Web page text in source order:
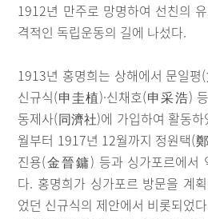
1912년 만주로 망명하여 선친의
격적인 독립운동의 길에 나섰다.
1913년 홍명희는 상해에서 문일평
신규식(申圭植)·신채호(申采浩)
동제사(同濟社)에 가입하여 활동
월부터 1917년 12월까지 정원택(
진용(金晉鏞) 등과 싱가포르에서
다. 홍명희가 싱가포르 방문을 계
었던 신규식의 제안에서 비롯되었